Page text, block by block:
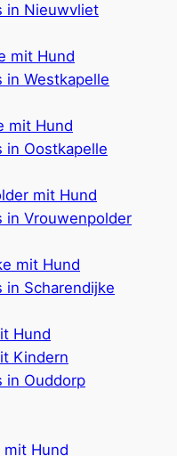
in Nieuwvliet
mit Hund
in Westkapelle
mit Hund
in Oostkapelle
mit Hund
in Vrouwenpolder
mit Hund
in Scharendijke
Hund
Kindern
in Ouddorp
mit Hund